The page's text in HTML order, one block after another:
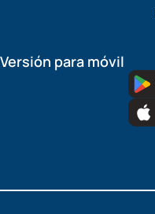
Versión para móvil